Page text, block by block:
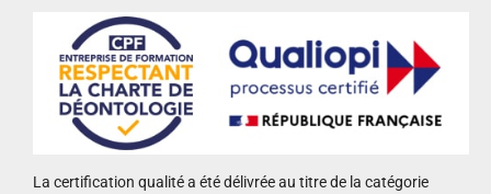
La certification qualité a été délivrée au titre de la catégorie